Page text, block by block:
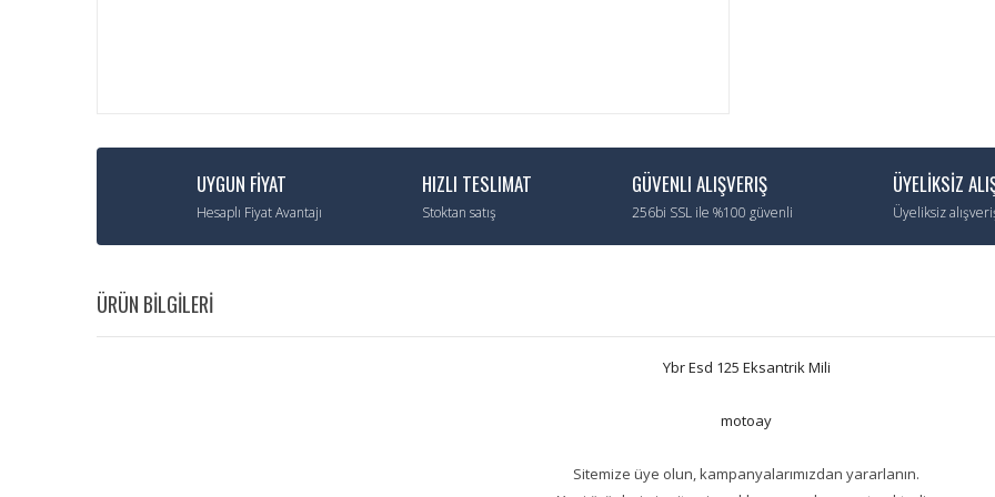
UYGUN FİYAT
Hesaplı Fiyat Avantajı
HIZLI TESLIMAT
Stoktan satış
GÜVENLI ALIŞVERIŞ
256bi SSL ile %100 güvenli
ÜYELİKSİZ
Üyeliksiz
ÜRÜN BİLGİLERİ
Ybr Esd 125 Eksantrik Mili
motoay
Sitemize üye olun, kampanyalarımızdan yararlanın.